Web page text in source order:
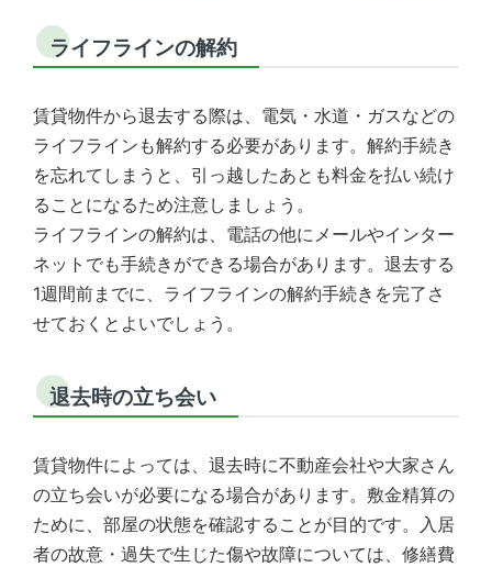
ライフラインの解約
賃貸物件から退去する際は、電気・水道・ガスなどの
ライフラインも解約する必要があります。解約手続き
を忘れてしまうと、引っ越したあとも料金を払い続け
ることになるため注意しましょう。
ライフラインの解約は、電話の他にメールやインター
ネットでも手続きができる場合があります。退去する
1週間前までに、ライフラインの解約手続きを完了さ
せておくとよいでしょう。
退去時の立ち会い
賃貸物件によっては、退去時に不動産会社や大家さん
の立ち会いが必要になる場合があります。敷金精算の
ために、部屋の状態を確認することが目的です。入居
者の故意・過失で生じた傷や故障については、修繕費